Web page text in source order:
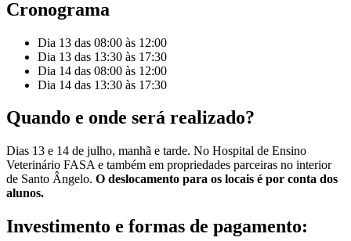
Cronograma
Dia 13 das 08:00 às 12:00
Dia 13 das 13:30 às 17:30
Dia 14 das 08:00 às 12:00
Dia 14 das 13:30 às 17:30
Quando e onde será realizado?
Dias 13 e 14 de julho, manhã e tarde. No Hospital de Ensino
Veterinário FASA e também em propriedades parceiras no interior
de Santo Ângelo. O deslocamento para os locais é por conta dos
alunos.
Investimento e formas de pagamento: